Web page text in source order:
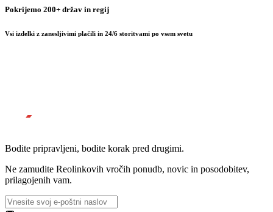
Pokrijemo 200+ držav in regij
Vsi izdelki z zanesljivimi plačili in 24/6 storitvami po vsem svetu
Bodite pripravljeni, bodite korak pred drugimi.
Ne zamudite Reolinkovih vročih ponudb, novic in posodobitev,
prilagojenih vam.